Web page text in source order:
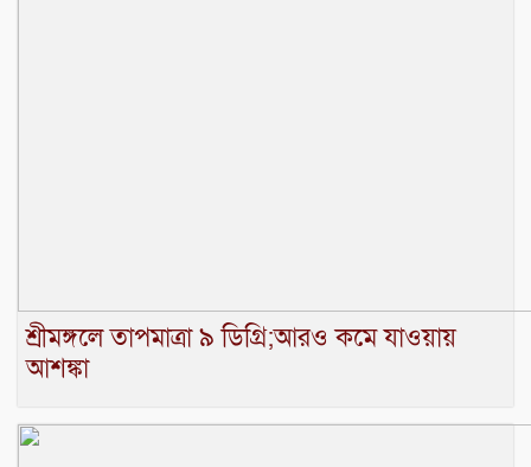
শ্রীমঙ্গলে তাপমাত্রা ৯ ডিগ্রি;আরও কমে যাওয়ায়
আশঙ্কা